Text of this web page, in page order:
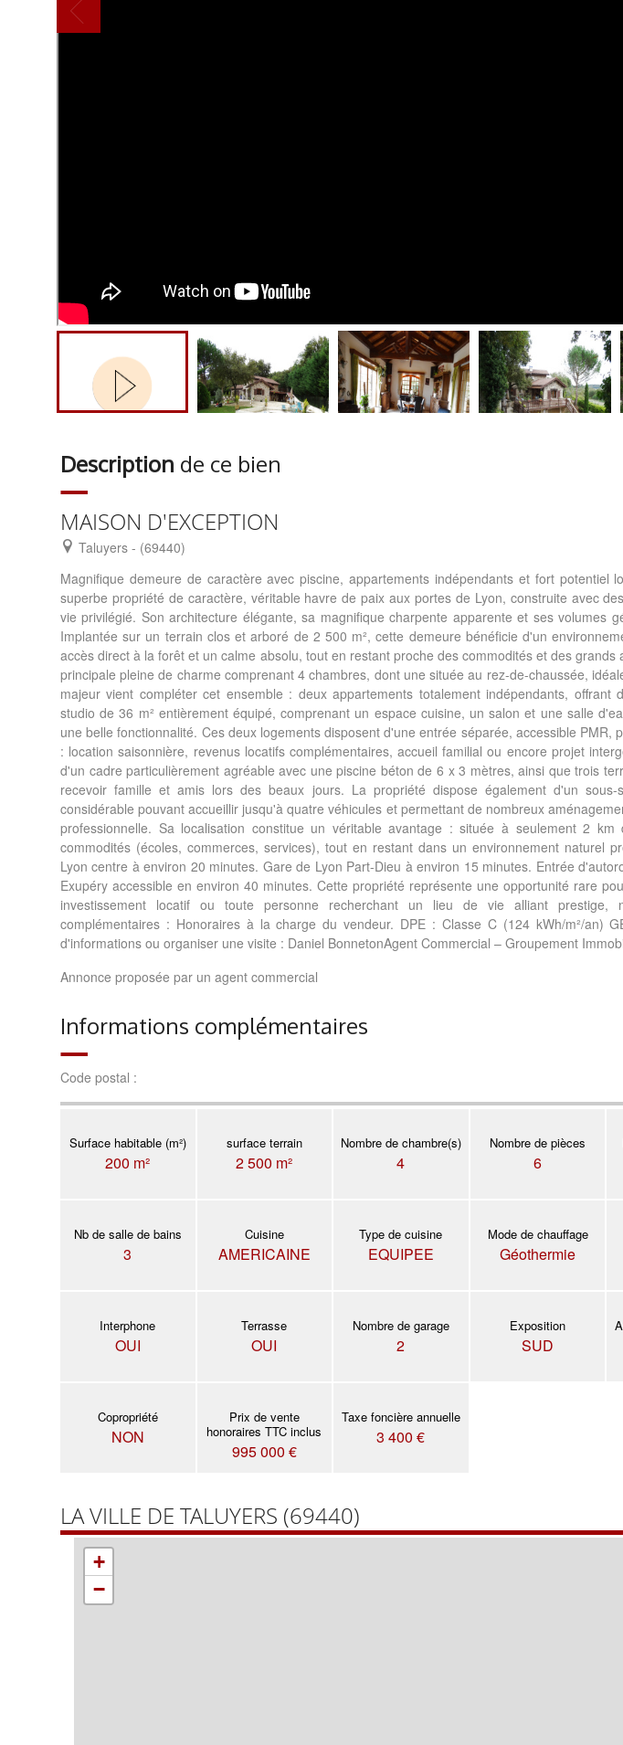
Description de ce bien
MAISON D'EXCEPTION
Taluyers - (69440)
Magnifique demeure de caractère avec piscine, appartements indépendants et fort potentiel
superbe propriété de caractère, véritable havre de paix aux portes de Lyon, construite avec
vie privilégié. Son architecture élégante, sa magnifique charpente apparente et ses volumes
Implantée sur un terrain clos et arboré de 2 500 m², cette demeure bénéficie d'un
accès direct à la forêt et un calme absolu, tout en restant proche des commodités et des
principale pleine de charme comprenant 4 chambres, dont une située au rez-de-chaussée,
majeur vient compléter cet ensemble : deux appartements totalement indépendants, offrant
studio de 36 m² entièrement équipé, comprenant un espace cuisine, un salon et une salle
une belle fonctionnalité. Ces deux logements disposent d'une entrée séparée, accessible PMR,
: location saisonnière, revenus locatifs complémentaires, accueil familial ou encore projet
d'un cadre particulièrement agréable avec une piscine béton de 6 x 3 mètres, ainsi que trois
recevoir famille et amis lors des beaux jours. La propriété dispose également d'un
considérable pouvant accueillir jusqu'à quatre véhicules et permettant de nombreux
professionnelle. Sa localisation constitue un véritable avantage : située à seulement 2
commodités (écoles, commerces, services), tout en restant dans un environnement naturel
Lyon centre à environ 20 minutes. Gare de Lyon Part-Dieu à environ 15 minutes. Entrée
Exupéry accessible en environ 40 minutes. Cette propriété représente une opportunité rare
investissement locatif ou toute personne recherchant un lieu de vie alliant prestige,
complémentaires : Honoraires à la charge du vendeur. DPE : Classe C (124 kWh/m²/an)
d'informations ou organiser une visite : Daniel BonnetonAgent Commercial – Groupement
Annonce proposée par un agent commercial
Informations complémentaires
Code postal :
Surface habitable (m²)
200 m²
surface terrain
2 500 m²
Nombre de chambre(s)
4
Nombre de pièces
6
Nb de salle de bains
3
Cuisine
AMERICAINE
Type de cuisine
EQUIPEE
Mode de chauffage
Géothermie
Interphone
OUI
Terrasse
OUI
Nombre de garage
2
Exposition
SUD
Copropriété
NON
Prix de vente
honoraires TTC inclus
995 000 €
Taxe foncière annuelle
3 400 €
LA VILLE DE TALUYERS (69440)
+
−